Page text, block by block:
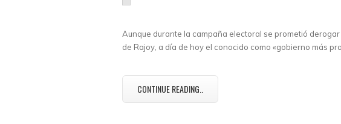
Aunque durante la campaña electoral se prometió
de Rajoy, a día de hoy el conocido como «gobierno más
CONTINUE READING..